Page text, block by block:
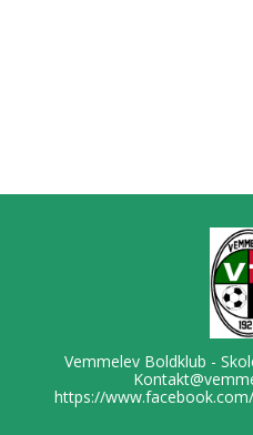
Vemmelev Boldklub -
https://